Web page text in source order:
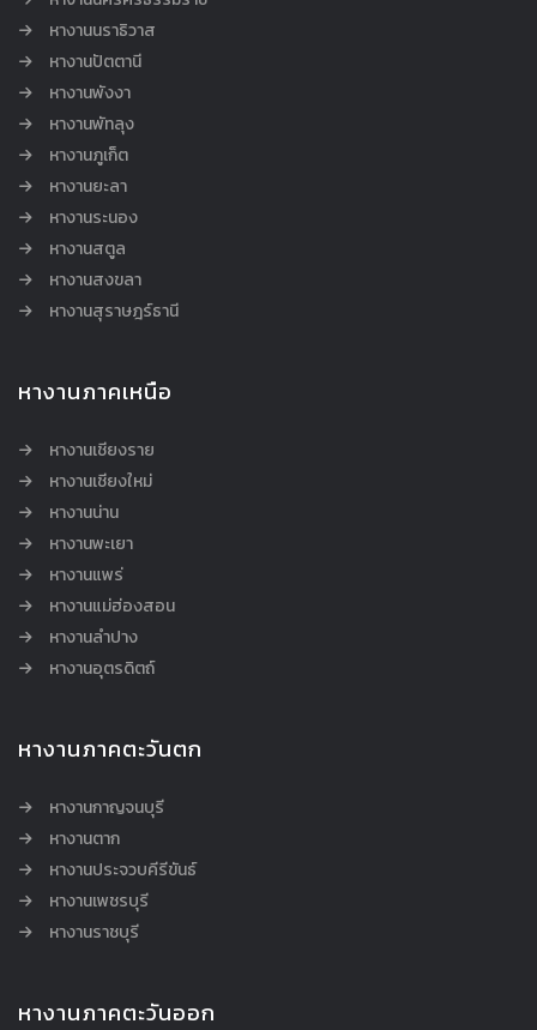
หางานนราธิวาส
หางานปัตตานี
หางานพังงา
หางานพัทลุง
หางานภูเก็ต
หางานยะลา
หางานระนอง
หางานสตูล
หางานสงขลา
หางานสุราษฎร์ธานี
หางานภาคเหนือ
หางานเชียงราย
หางานเชียงใหม่
หางานน่าน
หางานพะเยา
หางานแพร่
หางานแม่ฮ่องสอน
หางานลำปาง
หางานอุตรดิตถ์
หางานภาคตะวันตก
หางานกาญจนบุรี
หางานตาก
หางานประจวบคีรีขันธ์
หางานเพชรบุรี
หางานราชบุรี
หางานภาคตะวันออก